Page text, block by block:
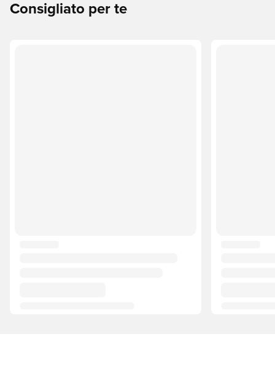
Consigliato per te